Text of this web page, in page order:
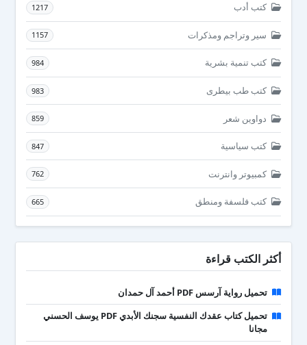
كتب أدب 1217
سير وتراجم ومذكرات 1157
كتب تنمية بشرية 984
كتب طب بيطرى 983
دواوين شعر 859
كتب سياسية 847
كمبيوتر وانترنت 762
كتب فلسفة ومنطق 665
أكثر الكتب قراءة
تحميل رواية آرسس PDF أحمد آل حمدان
تحميل كتاب عقدك النفسية سجنك الأبدي PDF يوسف الحسني
مجانا